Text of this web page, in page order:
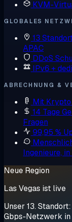
KVM-
GLOBALES
13
APAC
DDoS
IPv6 +
ABRECHNUNG &
Mit
14 Tage
Fragen
99,95 %
Ingenieure,
Neue Region
Las Vegas ist live
Unser 13.
Gbps-Netzwerk in